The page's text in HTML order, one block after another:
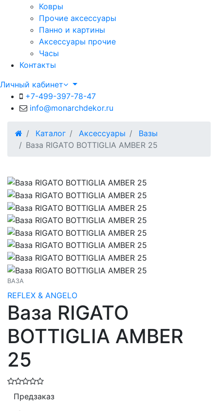
Ковры
Прочие аксессуары
Панно и картины
Аксессуары прочие
Часы
Контакты
Личный кабинет
+7-499-397-78-47
info@monarchdekor.ru
Каталог Аксессуары
Вазы
Ваза RIGATO BOTTIGLIA AMBER 25
ВАЗА
REFLEX & ANGELO
Ваза RIGATO
BOTTIGLIA AMBER
25
Предзаказ